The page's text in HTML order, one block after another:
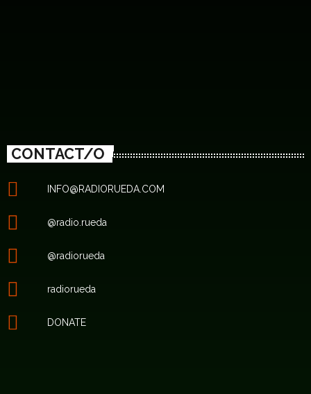
CONTACT/O
INFO@RADIORUEDA.COM
@radio.rueda
@radiorueda
radiorueda
DONATE